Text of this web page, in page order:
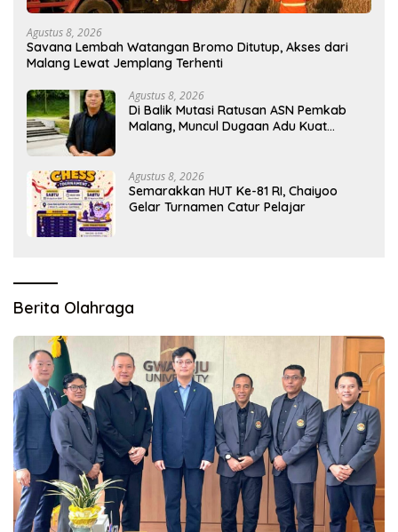
Agustus 8, 2026
Savana Lembah Watangan Bromo Ditutup, Akses dari
Malang Lewat Jemplang Terhenti
Agustus 8, 2026
Di Balik Mutasi Ratusan ASN Pemkab
Malang, Muncul Dugaan Adu Kuat
Agustus 8, 2026
Semarakkan HUT Ke-81 RI, Chaiyoo
Gelar Turnamen Catur Pelajar
Berita Olahraga